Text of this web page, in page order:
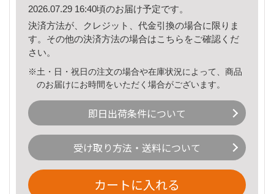
2026.07.29 16:40頃のお届け予定です。
決済方法が、クレジット、代金引換の場合に限りま
す。その他の決済方法の場合はこちら をご確認くだ
さい。
※土・日・祝日の注文の場合や在庫状況によって、商品
のお届けにお時間をいただく場合がございます。
即日出荷条件について
受け取り方法・送料について
カートに入れる